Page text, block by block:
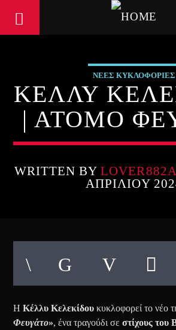
ΝΕΕΣ ΚΥΚΛΟΦΟΡΙΕΣ
ΚΕΛΛΥ
| ΑΤΟΜΟ
WRITTEN BY
ΑΠΡΙΛΊΟΥ
ΗΚέλλυ Κελεκίδουκυκλοφορεί το νέο
Φευγάτο», ένα τραγούδι σε στίχους